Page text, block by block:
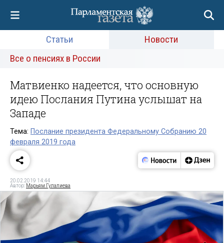
Статьи
Новости
Все о пенсиях в России
Матвиенко надеется, что основную
идею Послания Путина услышат на
Западе
Тема: Послание президента Федеральному Собранию 20
февраля 2019 года
20.02.2019 14:44
Автор: Марьям Гулалиева